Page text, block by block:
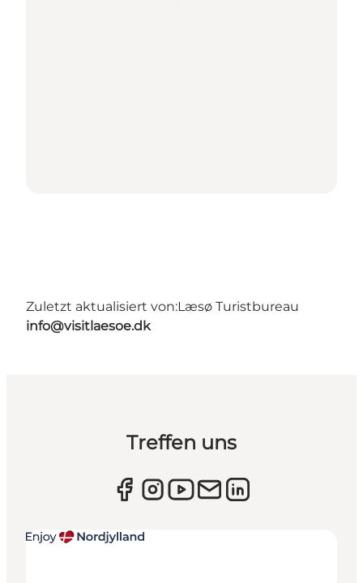
Zuletzt aktualisiert von:Læsø Turistbureau
info@visitlaesoe.dk
Treffen uns